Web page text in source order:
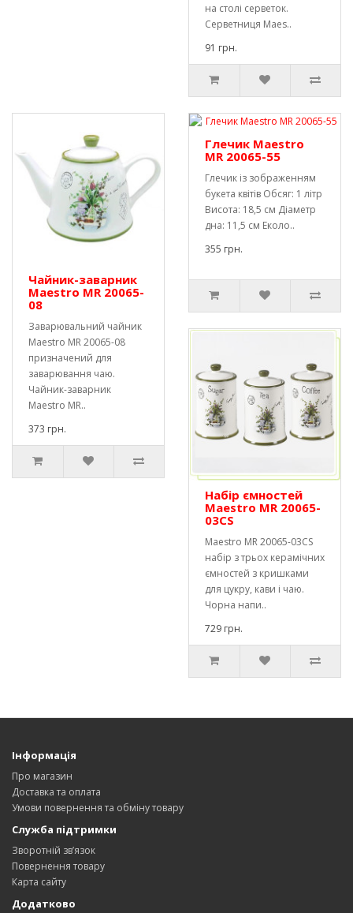
на столі серветок.
Серветниця Maes..
91 грн.
Чайник-заварник
Maestro MR 20065-
08
Заварювальний чайник
Maestro MR 20065-08
призначений для
заварювання чаю.
Чайник-заварник
Maestro MR..
373 грн.
Глечик Maestro
MR 20065-55
Глечик із зображенням
букета квітів Обсяг: 1 літр
Висота: 18,5 см Діаметр
дна: 11,5 см Еколо..
355 грн.
Набір ємностей
Maestro MR 20065-
03CS
Maestro MR 20065-03CS
набір з трьох керамічних
ємностей з кришками
для цукру, кави і чаю.
Чорна напи..
729 грн.
Інформація
Про магазин
Доставка та оплата
Умови повернення та обміну товару
Служба підтримки
Зворотній зв’язок
Повернення товару
Карта сайту
Додатково